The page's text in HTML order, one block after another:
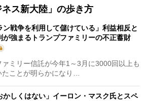
ス新大陸」の歩き方
ン戦争を利用して儲けている」利益相反と
が強まるトランプファミリーの不正蓄財
ミリー信託が今年1～3月に3000回以上も
たことが明らかになり…
かしくはない」イーロン・マスク氏とスペ